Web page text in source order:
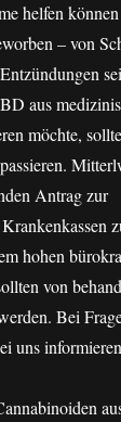
helfen
– von
aus
möchte,
Antrag zur
hohen
von
Bei
uns